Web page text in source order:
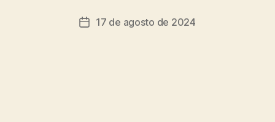
17 de agosto de 2024